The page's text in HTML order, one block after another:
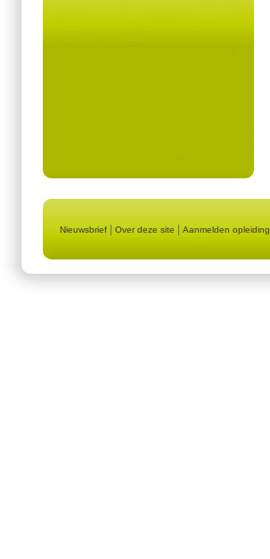
Nieuwsbrief| Over deze site Aanmelden opleiding